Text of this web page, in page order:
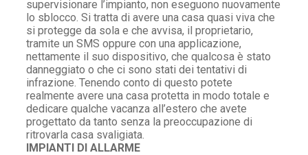
supervisionare l’impianto, non eseguono nuovamente
lo sblocco. Si tratta di avere una casa quasi viva che
si protegge da sola e che avvisa, il proprietario,
tramite un SMS oppure con una applicazione,
nettamente il suo dispositivo, che qualcosa è stato
danneggiato o che ci sono stati dei tentativi di
infrazione. Tenendo conto di questo potete
realmente avere una casa protetta in modo totale e
dedicare qualche vacanza all’estero che avete
progettato da tanto senza la preoccupazione di
ritrovarla casa svaligiata.
IMPIANTI DI ALLARME